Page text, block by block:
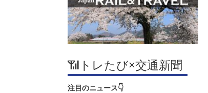
📶トレたび×交通新聞
注目のニュース👇